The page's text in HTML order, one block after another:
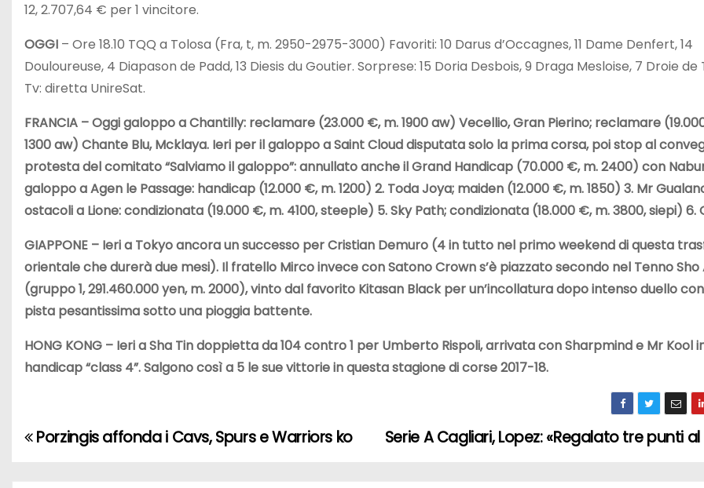
12, 2.707,64 € per 1 vincitore.
OGGI – Ore 18.10 TQQ a Tolosa (Fra, t, m. 2950-2975-3000) Favoriti: 10 Darus d’Occagnes, 11 Dame Denfert, 14
Douloureuse, 4 Diapason de Padd, 13 Diesis du Goutier. Sorprese: 15 Doria Desbois, 9 Draga Mesloise, 7 Droie
Tv: diretta UnireSat.
FRANCIA – Oggi galoppo a Chantilly: reclamare (23.000 €, m. 1900 aw) Vecellio, Gran Pierino; reclamare
1300 aw) Chante Blu, Mcklaya. Ieri per il galoppo a Saint Cloud disputata solo la prima corsa, poi stop al
protesta del comitato “Salviamo il galoppo”: annullato anche il Grand Handicap (70.000 €, m. 2400) con
galoppo a Agen le Passage: handicap (12.000 €, m. 1200) 2. Toda Joya; maiden (12.000 €, m. 1850) 3. Mr
ostacoli a Lione: condizionata (19.000 €, m. 4100, steeple) 5. Sky Path; condizionata (18.000 €, m. 3800, siepi) 6.
GIAPPONE – Ieri a Tokyo ancora un successo per Cristian Demuro (4 in tutto nel primo weekend di questa
orientale che durerà due mesi). Il fratello Mirco invece con Satono Crown s’è piazzato secondo nel Tenno Sho
(gruppo 1, 291.460.000 yen, m. 2000), vinto dal favorito Kitasan Black per un’incollatura dopo intenso duello
pista pesantissima sotto una pioggia battente.
HONG KONG – Ieri a Sha Tin doppietta da 104 contro 1 per Umberto Rispoli, arrivata con Sharpmind e Mr Kool
handicap “class 4”. Salgono così a 5 le sue vittorie in questa stagione di corse 2017-18.
N
Serie A Cagliari, Lopez: «Regalato tre punti
Porzingis affonda i Cavs, Spurs e Warriors ko